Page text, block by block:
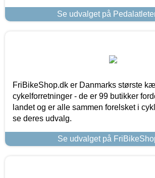
Se udvalget på
FriBikeShop.dk er Danmarks største
cykelforretninger - de er 99 butikker
landet og er alle sammen forelsket i
se deres udvalg.
Se udvalget på